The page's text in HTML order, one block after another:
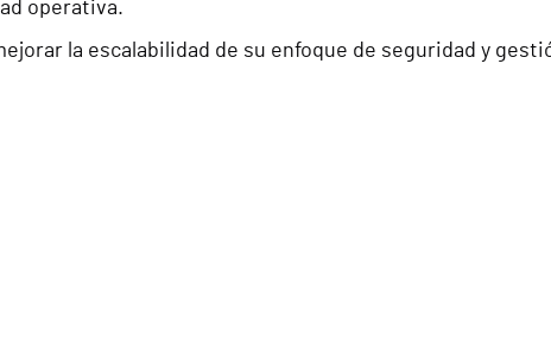
operativa.
la escalabilidad de su enfoque de seguridad y